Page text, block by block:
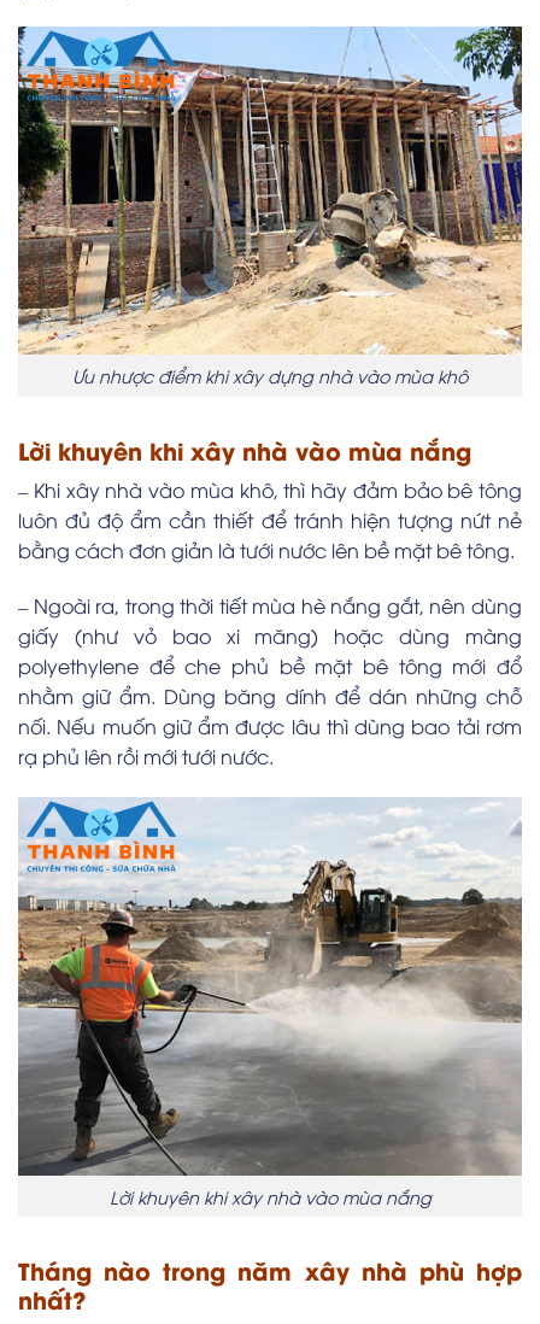
Ưu nhược điểm khi xây dựng nhà vào mùa khô
Lời khuyên khi xây nhà vào mùa nắng
– Khi xây nhà vào mùa khô, thì hãy đảm bảo bê tông
luôn đủ độ ẩm cần thiết để tránh hiện tượng nứt nẻ
bằng cách đơn giản là tưới nước lên bề mặt bê tông.
– Ngoài ra, trong thời tiết mùa hè nắng gắt, nên dùng
giấy (như vỏ bao xi măng) hoặc dùng màng
polyethylene để che phủ bề mặt bê tông mới đổ
nhằm giữ ẩm. Dùng băng dính để dán những chỗ
nối. Nếu muốn giữ ẩm được lâu thì dùng bao tải rơm
rạ phủ lên rồi mới tưới nước.
Lời khuyên khi xây nhà vào mùa nắng
Tháng nào trong năm xây nhà phù hợp
nhất?